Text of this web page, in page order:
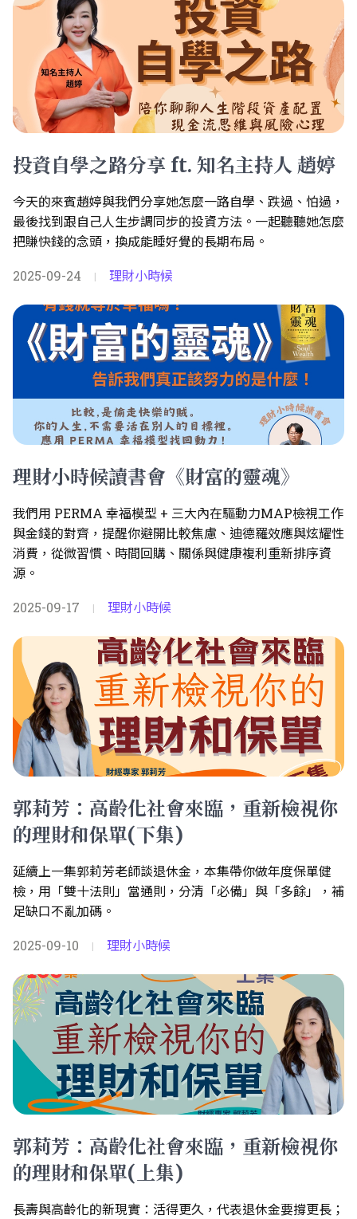
投資自學之路分享 ft. 知名主持人 趙婷
今天的來賓趙婷與我們分享她怎麼一路自學、跌過、怕過，
最後找到跟自己人生步調同步的投資方法。一起聽聽她怎麼
把賺快錢的念頭，換成能睡好覺的長期布局。
2025-09-24 | 理財小時候
理財小時候讀書會《財富的靈魂》
我們用 PERMA 幸福模型 + 三大內在驅動力MAP檢視工作
與金錢的對齊，提醒你避開比較焦慮、迪德羅效應與炫耀性
消費，從微習慣、時間回購、關係與健康複利重新排序資
源。
2025-09-17 | 理財小時候
郭莉芳：高齡化社會來臨，重新檢視你
的理財和保單(下集)
延續上一集郭莉芳老師談退休金，本集帶你做年度保單健
檢，用「雙十法則」當通則，分清「必備」與「多餘」，補
足缺口不亂加碼。
2025-09-10 | 理財小時候
郭莉芳：高齡化社會來臨，重新檢視你
的理財和保單(上集)
長壽與高齡化的新現實：活得更久，代表退休金要撐更長；